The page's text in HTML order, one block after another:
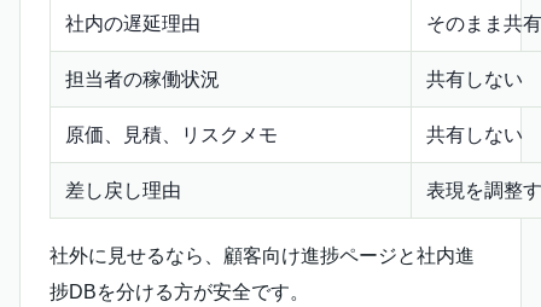
社内の遅延理由 そのまま共
担当者の稼働状況 共有しない
原価、見積、リスクメモ 共有しない
差し戻し理由 表現を調整
社外に見せるなら、顧客向け進捗ページと社内進
捗DBを分ける方が安全です。